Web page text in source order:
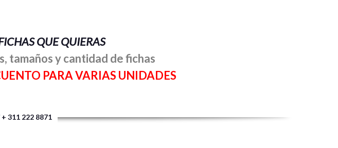
QUE QUIERAS
tamaños y cantidad de fichas
PARA VARIAS UNIDADES
311 222 8871